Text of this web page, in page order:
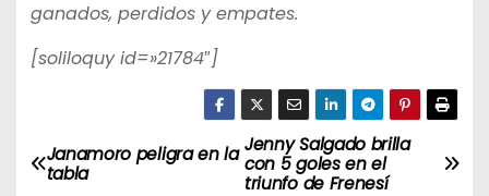
ganados, perdidos y empates.
[soliloquy id=»21784″]
N
Jenny Salgado brilla
con 5 goles en el
triunfo de Frenesí
Janamoro peligra en la
tabla